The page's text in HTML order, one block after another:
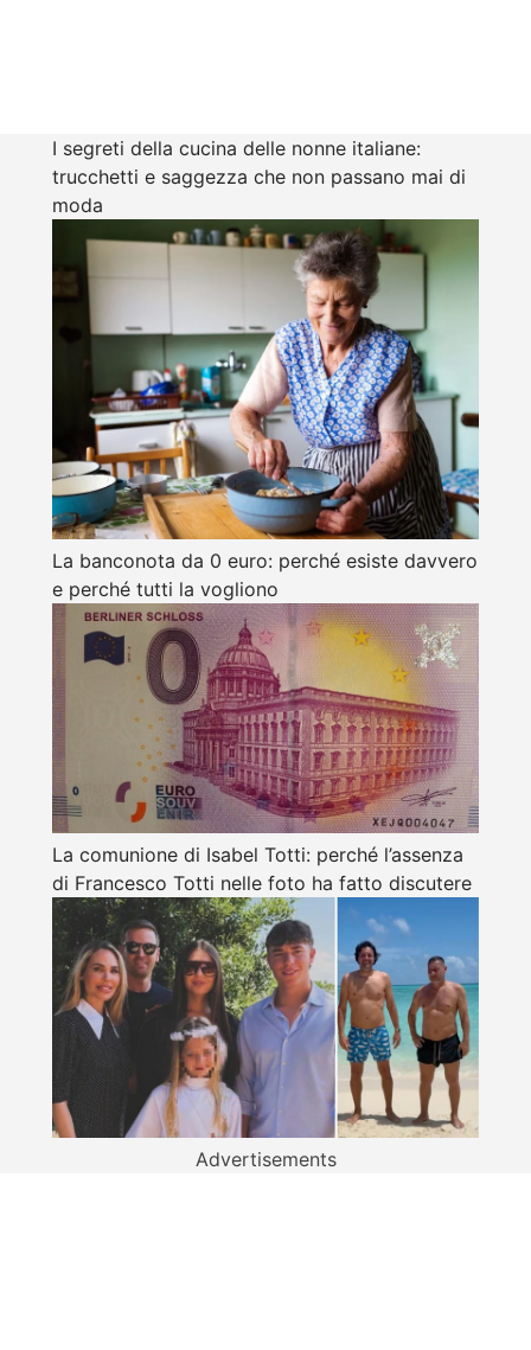
I segreti della cucina delle nonne italiane:
trucchetti e saggezza che non passano mai di
moda
La banconota da 0 euro: perché esiste davvero
e perché tutti la vogliono
La comunione di Isabel Totti: perché l’assenza
di Francesco Totti nelle foto ha fatto discutere
Advertisements